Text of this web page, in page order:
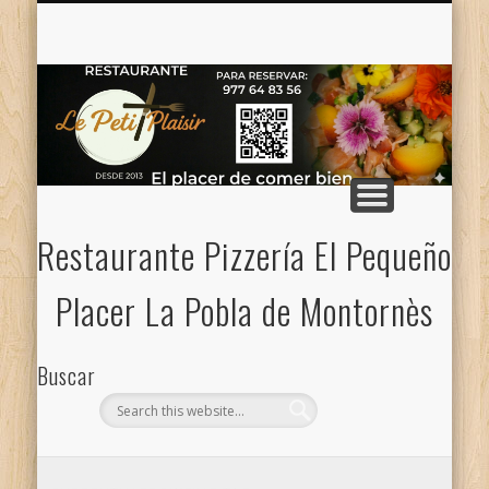
Restaurante Pizzería El Pequeño
Placer La Pobla de Montornès
Buscar